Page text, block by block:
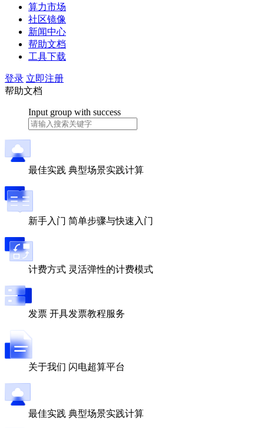
算力市场
社区镜像
新闻中心
帮助文档
工具下载
登录 立即注册
帮助文档
Input group with success
最佳实践 典型场景实践计算
新手入门 简单步骤与快速入门
计费方式 灵活弹性的计费模式
发票 开具发票教程服务
关于我们 闪电超算平台
最佳实践 典型场景实践计算